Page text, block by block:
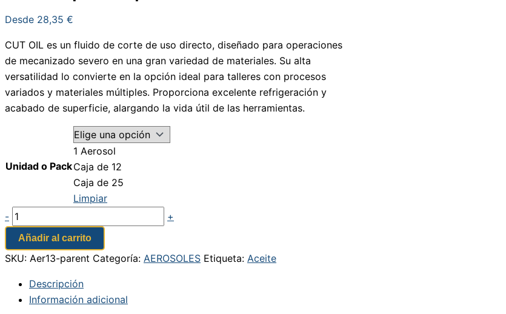
Desde 28,35 €
CUT OIL es un fluido de corte de uso directo, diseñado para operaciones
de mecanizado severo en una gran variedad de materiales. Su alta
versatilidad lo convierte en la opción ideal para talleres con procesos
variados y materiales múltiples. Proporciona excelente refrigeración y
acabado de superficie, alargando la vida útil de las herramientas.
Unidad o Pack
1 Aerosol
Caja de 12
Caja de 25
Limpiar
-
+
Añadir al carrito
SKU: Aer13-parent Categoría: AEROSOLES Etiqueta: Aceite
Descripción
Información adicional